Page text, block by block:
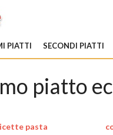
PIATTI SECONDI PIATTI
piatto
pasta